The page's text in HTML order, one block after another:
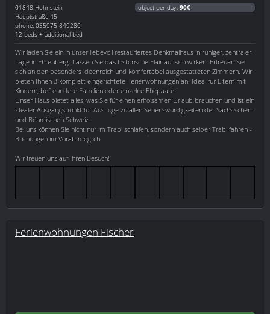
01848 Hohnstein
Hauptstraße 45
phone: 035975 849280
12 beds + additional bed
object per day: 90€
Wir laden Sie ein in unser liebevoll restauriertes Denkmalhaus in ruhiger, zentraler
Lage in Ehrenberg. Lassen Sie das historische Flair auf sich wirken. Erfreuen Sie
sich an den besonders ideenreich und komfortabel ausgestatteten Zimmern. Wir
bieten Ihnen 3 komplett eingerichtete Ferienwohnungen an. Ideal für Eltern mit
Kindern, befreundete Familien oder einzelne Ehepaare.
Unser Haus bietet alles, was Sie für einen erholsamen Urlaub brauchen und ist ein
idealer Ausgangspunkt für Ausflüge zu allen Sehenswürdigkeiten der Sächsischen-
und Böhmischen Schweiz.
Bei uns können Sie nicht nur im Trabi schlafen, sondern auch selber Trabi fahren -
Buchungen im Vorab möglich.
Wir freuen uns auf Ihren Besuch!
Ferienwohnungen Fischer